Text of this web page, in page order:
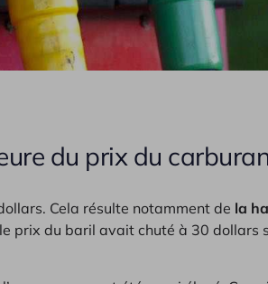
du prix du
Cela résulte notamment de la
prix du baril avait chuté à 30 dollars